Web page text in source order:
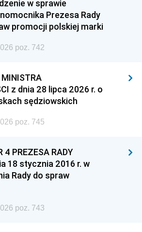
w sprawie
Prezesa Rady
promocji polskiej marki
poz. 742
z dnia 28 lipca 2026 r. o
sędziowskich
poz. 745
4 PREZESA RADY
18 stycznia 2016 r. w
Rady do spraw
poz. 743